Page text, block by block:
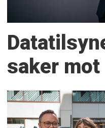
saker mot